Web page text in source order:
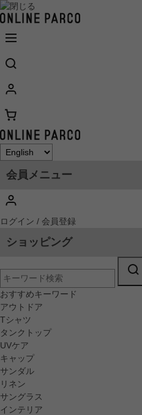
会員メニュー
ログイン / 会員登録
ショッピング
おすすめキーワード
アウトドア
Tシャツ
タンクトップ
UVケア
キャップ
サンダル
リネン
サングラス
インテリア